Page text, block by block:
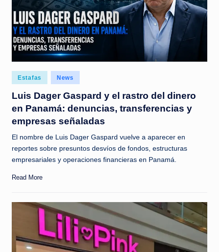
Posted
in
Estafas News
Luis Dager Gaspard y el rastro del dinero
en Panamá: denuncias, transferencias y
empresas señaladas
El nombre de Luis Dager Gaspard vuelve a aparecer en
reportes sobre presuntos desvíos de fondos, estructuras
empresariales y operaciones financieras en Panamá.
Read More